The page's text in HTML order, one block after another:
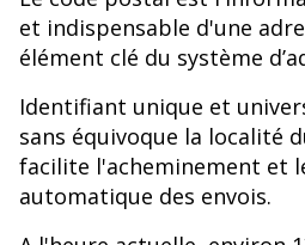
et indispensable d'une
élément clé du système
Identifiant unique et
sans équivoque la localité
facilite l'acheminement et
automatique des envois.